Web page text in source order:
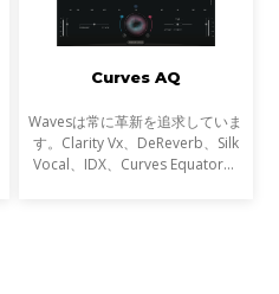
Curves AQ
Wavesは常に革新を追求していま
す。Clarity Vx、DeReverb、Silk
Vocal、IDX、Curves Equator、